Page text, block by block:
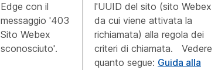
Edge con il
messaggio '403
Sito Webex
sconosciuto'.
l'UUID del sito (sito Webex
da cui viene attivata la
richiamata) alla regola dei
criteri di chiamata. Vedere
quanto segue: Guida alla